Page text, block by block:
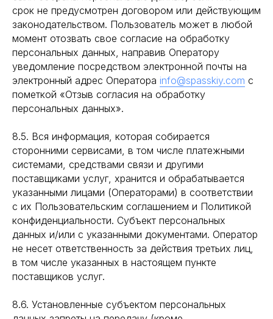
срок не предусмотрен договором или действующим
законодательством. Пользователь может в любой
момент отозвать свое согласие на обработку
персональных данных, направив Оператору
уведомление посредством электронной почты на
электронный адрес Оператора info@spasskiy.com с
пометкой «Отзыв согласия на обработку
персональных данных».
8.5. Вся информация, которая собирается
сторонними сервисами, в том числе платежными
системами, средствами связи и другими
поставщиками услуг, хранится и обрабатывается
указанными лицами (Операторами) в соответствии
с их Пользовательским соглашением и Политикой
конфиденциальности. Субъект персональных
данных и/или с указанными документами. Оператор
не несет ответственность за действия третьих лиц,
в том числе указанных в настоящем пункте
поставщиков услуг.
8.6. Установленные субъектом персональных